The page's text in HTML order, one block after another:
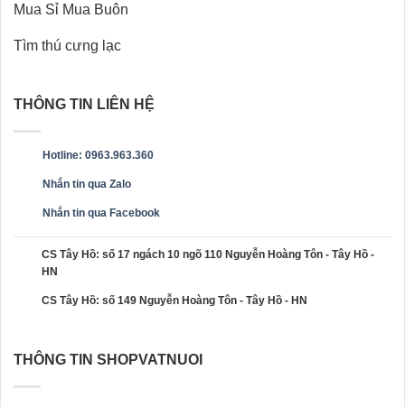
THÔNG TIN LIÊN HỆ
Hotline: 0963.963.360
Nhắn tin qua Zalo
Nhắn tin qua Facebook
CS Tây Hồ: số 17 ngách 10 ngõ 110 Nguyễn Hoàng Tôn - Tây Hồ -
HN
CS Tây Hồ: số 149 Nguyễn Hoàng Tôn - Tây Hồ - HN
THÔNG TIN SHOPVATNUOI
Mua Sỉ Mua Buôn
Tìm thú cưng lạc